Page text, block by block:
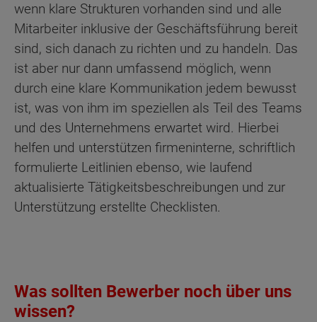
wenn klare Strukturen vorhanden sind und alle
Mitarbeiter inklusive der Geschäftsführung bereit
sind, sich danach zu richten und zu handeln. Das
ist aber nur dann umfassend möglich, wenn
durch eine klare Kommunikation jedem bewusst
ist, was von ihm im speziellen als Teil des Teams
und des Unternehmens erwartet wird. Hierbei
helfen und unterstützen firmeninterne, schriftlich
formulierte Leitlinien ebenso, wie laufend
aktualisierte Tätigkeitsbeschreibungen und zur
Unterstützung erstellte Checklisten.
Was sollten Bewerber noch über uns
wissen?